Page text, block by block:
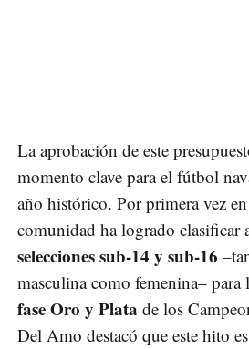
La aprobación de este
momento clave para el fútbol
año histórico. Por primera vez
comunidad ha logrado clasificar
selecciones sub-14 y sub-16
masculina como femenina– para
fase Oro y Plata de los
Del Amo destacó que este hito